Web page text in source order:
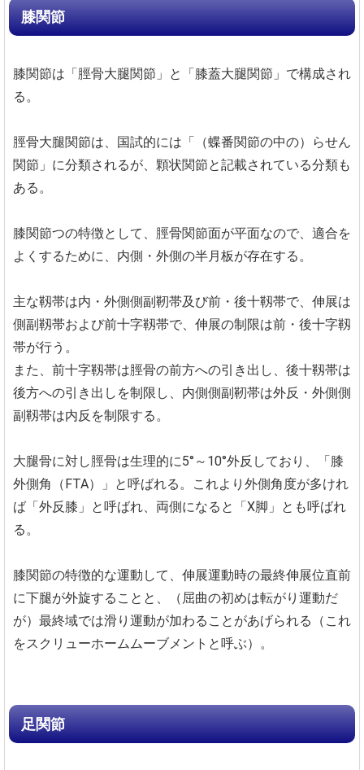
膝関節
膝関節は「脛骨大腿関節」と「膝蓋大腿関節」で構成され
る。
脛骨大腿関節は、国試的には「（蝶番関節の中の）らせん
関節」に分類されるが、顆状関節と記載されている分類も
ある。
膝関節つの特徴として、脛骨関節面が平面なので、適合を
よくするために、内側・外側の半月板が存在する。
主な靱帯は内・外側側副靭帯及び前・後十靱帯で、伸展は
側副靱帯および前十字靱帯で、伸展の制限は前・後十字靱
帯が行う。
また、前十字靱帯は脛骨の前方への引き出し、後十靱帯は
後方への引き出しを制限し、内側側副靭帯は外反・外側側
副靱帯は内反を制限する。
大腿骨に対し脛骨は生理的に5°～10°外反しており、「膝
外側角（FTA）」と呼ばれる。これより外側角度が多けれ
ば「外反膝」と呼ばれ、両側になると「X脚」とも呼ばれ
る。
膝関節の特徴的な運動して、伸展運動時の最終伸展位直前
に下腿が外旋することと、（屈曲の初めは転がり運動だ
が）最終域では滑り運動が加わることがあげられる（これ
をスクリューホームムーブメントと呼ぶ）。
足関節